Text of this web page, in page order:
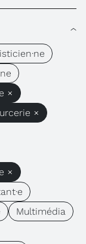
×
×
×
Multimédia